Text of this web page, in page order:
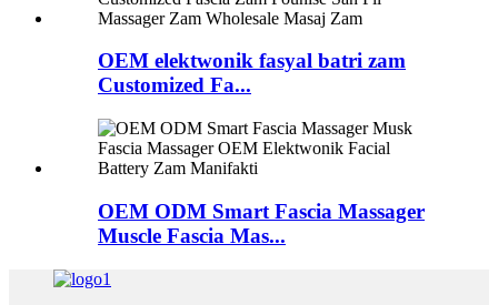
OEM elektwonik fasyal batri zam
Customized Fa...
OEM ODM Smart Fascia Massager
Muscle Fascia Mas...